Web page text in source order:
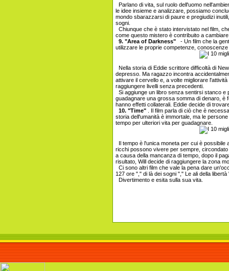
Parlano di vita, sul ruolo dell'uomo
le idee insieme e analizzare, possiamo
mondo sbarazzarsi di paure e pregiudizi
sogni.
Chiunque che è stato intervistato nel film,
come questo mistero è contribuito a
9. "Area of ​​Darkness"
- Un film che la
utilizzare le proprie competenze,
Nella storia di Eddie scrittore difficoltà di
depresso. Ma ragazzo incontra
attivare il cervello e, a volte migliorare
raggiungere livelli senza precedenti.
Si aggiunge un libro senza sentirsi stanco
guadagnare una grossa somma di denaro, è
hanno effetti collaterali. Eddie decide di
10. "Time"
. Il film parla di ciò che è
storia dell'umanità è immortale, ma le
tempo per ulteriori vita per guadagnare.
Il tempo è l'unica moneta per cui è
ricchi possono vivere per sempre,
a causa della mancanza di tempo, dopo il
risultato, Will decide di raggiungere la zona
Ci sono altri film che vale la pena dare
127 ore "," di là dei sogni "," Le ali della libertà
Divertimento e esita sulla sua vita.